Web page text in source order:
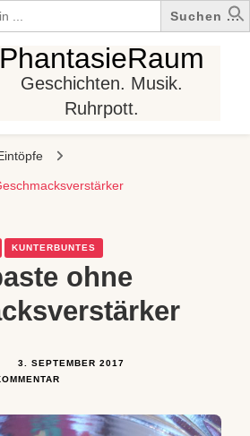
PhantasieRaum
Geschichten. Musik.
Ruhrpott.
KUNTERBUNTES
ohne
3. SEPTEMBER 2017
GESCHMACKSVERSTÄRKER